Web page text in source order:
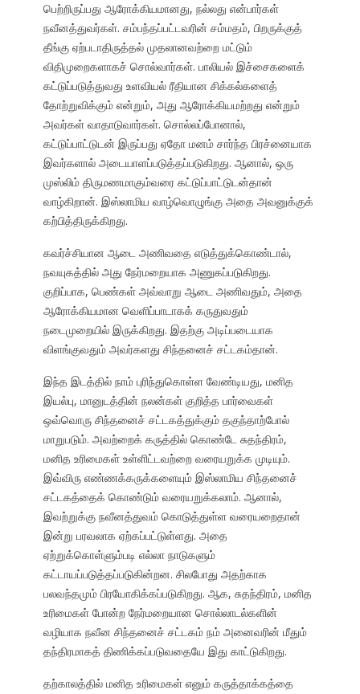
பெற்றிருப்பது ஆரோக்கியமானது, நல்லது என்பார்கள்
நவீனத்துவர்கள். சம்பந்தப்பட்டவரின் சம்மதம், பிறருக்குத்
தீங்கு ஏற்படாதிருத்தல் முதலானவற்றை மட்டும்
விதிமுறைகளாகச் சொல்வார்கள். பாலியல் இச்சைகளைக்
கட்டுப்படுத்துவது உளவியல் ரீதியான சிக்கல்களைத்
தோற்றுவிக்கும் என்றும், அது ஆரோக்கியமற்றது என்றும்
அவர்கள் வாதாடுவார்கள். சொல்லப்போனால்,
கட்டுப்பாட்டுடன் இருப்பது ஏதோ மனம் சார்ந்த பிரச்னையாக
இவர்களால் அடையாளப்படுத்தப்படுகிறது. ஆனால், ஒரு
முஸ்லிம் திருமணமாகும்வரை கட்டுப்பாட்டுடன்தான்
வாழ்கிறான். இஸ்லாமிய வாழ்வொழுங்கு அதை அவனுக்குக்
கற்பித்திருக்கிறது.
கவர்ச்சியான ஆடை அணிவதை எடுத்துக்கொண்டால்,
நவயுகத்தில் அது நேர்மறையாக அணுகப்படுகிறது.
குறிப்பாக, பெண்கள் அவ்வாறு ஆடை அணிவதும், அதை
ஆரோக்கியமான வெளிப்பாடாகக் கருதுவதும்
நடைமுறையில் இருக்கிறது. இதற்கு அடிப்படையாக
விளங்குவதும் அவர்களது சிந்தனைச் சட்டகம்தான்.
இந்த இடத்தில் நாம் புரிந்துகொள்ள வேண்டியது, மனித
இயல்பு, மானுடத்தின் நலன்கள் குறித்த பார்வைகள்
ஒவ்வொரு சிந்தனைச் சட்டகத்துக்கும் தகுந்தாற்போல்
மாறுபடும். அவற்றைக் கருத்தில் கொண்டே சுதந்திரம்,
மனித உரிமைகள் உள்ளிட்டவற்றை வரையறுக்க முடியும்.
இவ்விரு எண்ணக்கருக்களையும் இஸ்லாமிய சிந்தனைச்
சட்டகத்தைக் கொண்டும் வரையறுக்கலாம். ஆனால்,
இவற்றுக்கு நவீனத்துவம் கொடுத்துள்ள வரையறைதான்
இன்று பரவலாக ஏற்கப்பட்டுள்ளது. அதை
ஏற்றுக்கொள்ளும்படி எல்லா நாடுகளும்
கட்டாயப்படுத்தப்படுகின்றன. சிலபோது அதற்காக
பலவந்தமும் பிரயோகிக்கப்படுகிறது. ஆக, சுதந்திரம், மனித
உரிமைகள் போன்ற நேர்மறையான சொல்லாடல்களின்
வழியாக நவீன சிந்தனைச் சட்டகம் நம் அனைவரின் மீதும்
தந்திரமாகத் திணிக்கப்படுவதையே இது காட்டுகிறது.
தற்காலத்தில் மனித உரிமைகள் எனும் கருத்தாக்கத்தை